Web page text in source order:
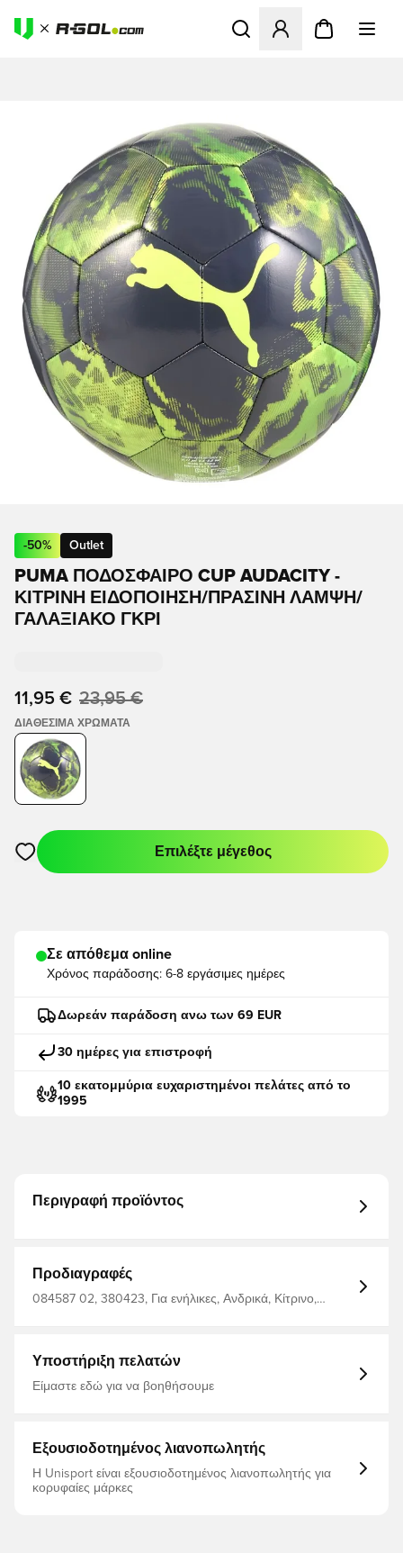
Ανοίγει ένα Modal για να
-50% Outlet
PUMA ΠΟΔΟΣΦΑΙΡΟ CUP AUDACITY -
ΚΊΤΡΙΝΗ ΕΙΔΟΠΟΊΗΣΗ/ΠΡΆΣΙΝΗ ΛΆΜΨΗ/
ΓΑΛΑΞΙΑΚΌ ΓΚΡΙ
11,95 € 23,95 €
ΔΙΑΘΈΣΙΜΑ ΧΡΏΜΑΤΑ
Ανοίγει ένα Modal για να συνδεθείτε ή να εγγραφείτε ως
Επιλέξτε μέγεθος
Σε απόθεμα online
Χρόνος παράδοσης: 6-8 εργάσιμες ημέρες
Δωρεάν παράδοση ανω των 69 EUR
30 ημέρες για επιστροφή
10 εκατομμύρια ευχαριστημένοι πελάτες από το
1995
Περιγραφή προϊόντος
Προδιαγραφές
084587 02, 380423, Για ενήλικες, Ανδρικά, Κίτρινο,
Υποστήριξη πελατών
Είμαστε εδώ για να βοηθήσουμε
Εξουσιοδοτημένος λιανοπωλητής
Η Unisport είναι εξουσιοδοτημένος λιανοπωλητής για
κορυφαίες μάρκες